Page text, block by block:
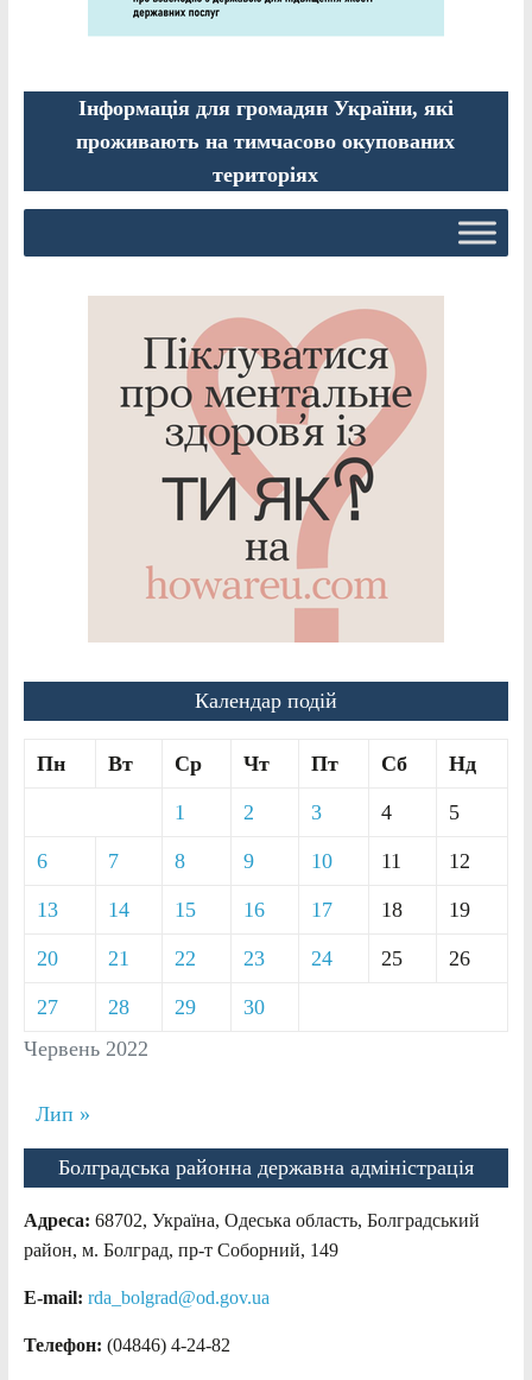
Інформація для громадян України, які
проживають на тимчасово окупованих
територіях
Календар подій
Червень 2022
Пн Вт Ср Чт Пт Сб Нд
1 2 3 4 5
6 7 8 9 10 11 12
13 14 15 16 17 18 19
20 21 22 23 24 25 26
27 28 29 30
Лип »
Болградська районна державна адміністрація
Адреса: 68702, Україна, Одеська область, Болградський
район, м. Болград, пр-т Соборний, 149
E-mail: rda_bolgrad@od.gov.ua
Телефон: (04846) 4-24-82